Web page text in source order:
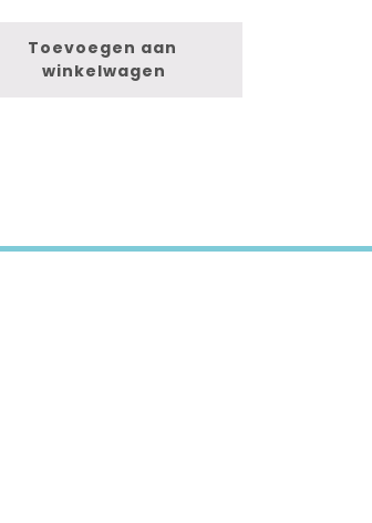
Toevoegen aan
winkelwagen